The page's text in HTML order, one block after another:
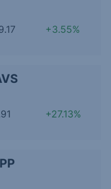
+3.55%
+27.13%